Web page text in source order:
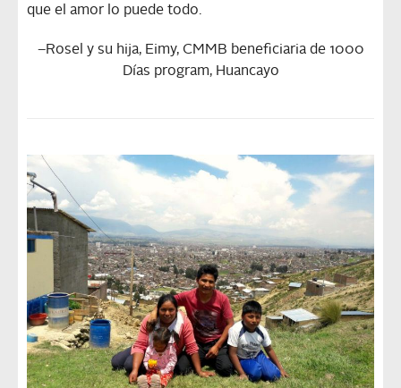
que el amor lo puede todo.
–Rosel y su hija, Eimy, CMMB beneficiaria de 1000
Días program, Huancayo